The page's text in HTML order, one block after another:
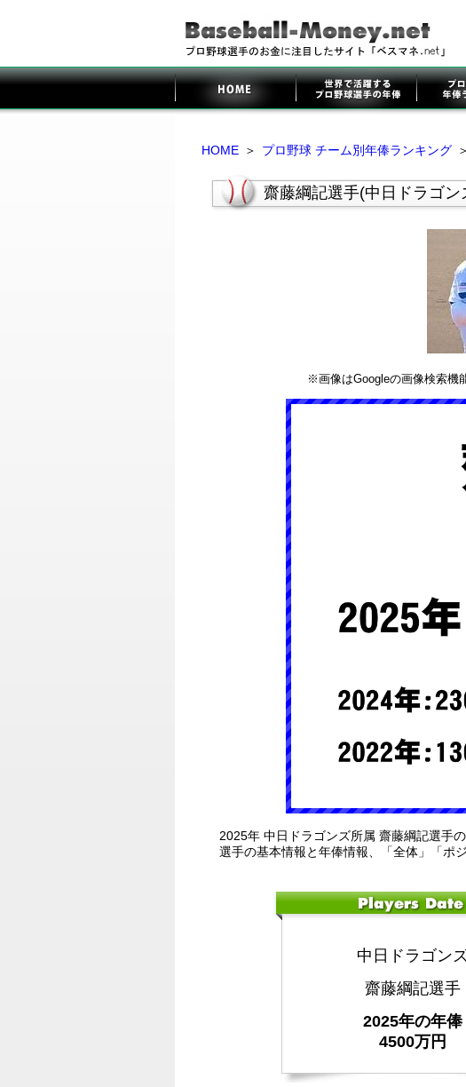
HOME ＞ プロ野球 チーム別年俸ランキング ＞
齋藤綱記選手(中日ドラゴン
※画像はGoogleの画像検索機
2025年 中日ドラゴンズ所属 齋藤綱記選手
選手の基本情報と年俸情報、「全体」「ポ
中日ドラゴン
齋藤綱記選手
2025年の年俸
4500万円